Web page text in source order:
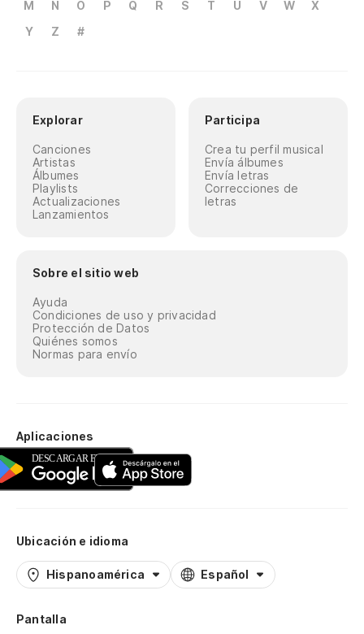
M
N O P Q R S T U V W
X
Y
Z #
Explorar
Canciones
Artistas
Álbumes
Playlists
Actualizaciones
Lanzamientos
Participa
Crea tu perfil musical
Envía álbumes
Envía letras
Correcciones de
letras
Sobre el sitio web
Ayuda
Condiciones de uso y privacidad
Protección de Datos
Quiénes somos
Normas para envío
Aplicaciones
Ubicación e idioma
Hispanoamérica Español
Pantalla